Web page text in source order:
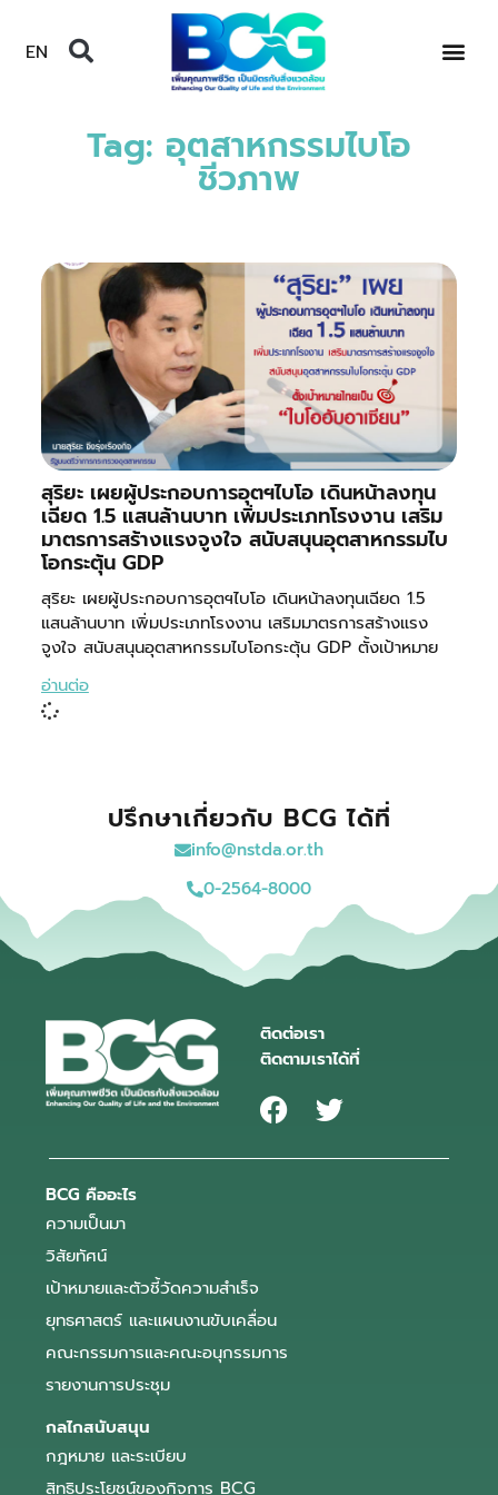
EN
Tag: อุตสาหกรรมไบโอ
ชีวภาพ
สุริยะ เผยผู้ประกอบการอุตฯไบโอ เดินหน้าลงทุน
เฉียด 1.5 แสนล้านบาท เพิ่มประเภทโรงงาน เสริม
มาตรการสร้างแรงจูงใจ สนับสนุนอุตสาหกรรมไบ
โอกระตุ้น GDP
สุริยะ เผยผู้ประกอบการอุตฯไบโอ เดินหน้าลงทุนเฉียด 1.5
แสนล้านบาท เพิ่มประเภทโรงงาน เสริมมาตรการสร้างแรง
จูงใจ สนับสนุนอุตสาหกรรมไบโอกระตุ้น GDP ตั้งเป้าหมาย
อ่านต่อ
ปรึกษาเกี่ยวกับ BCG ได้ที่
info@nstda.or.th
0-2564-8000
ติดต่อเรา
ติดตามเราได้ที่
BCG คืออะไร
ความเป็นมา
วิสัยทัศน์
เป้าหมายและตัวชี้วัดความสำเร็จ
ยุทธศาสตร์ และแผนงานขับเคลื่อน
คณะกรรมการและคณะอนุกรรมการ
รายงานการประชุม
กลไกสนับสนุน
กฎหมาย และระเบียบ
สิทธิประโยชน์ของกิจการ BCG